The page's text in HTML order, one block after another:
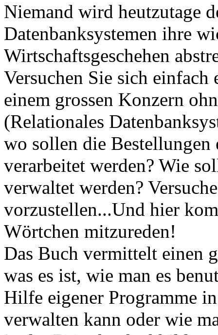
Niemand wird heutzutage
Datenbanksystemen ihre
Wirtschaftsgeschehen
Versuchen Sie sich
einem grossen Konzern
(Relationales
wo sollen die Bestellungen
verarbeitet werden? Wie
verwaltet werden?
vorzustellen...Und hier
Wörtchen mitzureden!
Das Buch vermittelt einen
was es ist, wie man es
Hilfe eigener Programme
verwalten kann oder wie